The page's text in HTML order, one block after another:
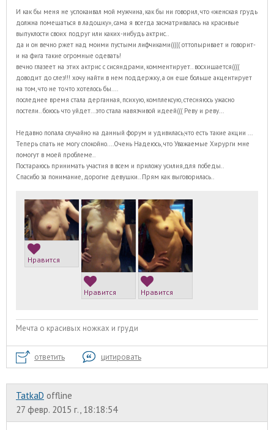
И как бы меня не успокаивал мой мужчина, как бы ни говорил, что «женская грудь
должна помещаться в ладошку», сама я всегда засматривалась на красивые
выпуклости своих подруг или каких-нибудь актрис..
да и он вечно ржет над моими пустыми лифчиками((((( оттопыривает и говорит-
и на фига такие огромные одевать!
вечно глазеет на этих актрис с сисяндрами, комментирует.. восхищается((((
доводит до слез!!! хочу найти в нем поддержку, а он еще больше акцентирует
на том, что не то.что хотелось бы....
последнее время стала дерганная, психую, комплексую, стесняюсь ужасно
постели.. боюсь что уйдет...это стала навязчивой идеей((( Реву и реву...
Недавно попала случайно на данный форум и удивилась,что есть такие акции ...
Теперь спать не могу спокойно....Очень Надеюсь, что Уважаемые Хирурги мне
помогут в моей проблеме..
Постараюсь принимать участия в всем и приложу усилия,для победы..
Спасибо за понимание, дорогие девушки.. Прям как выговорилась..
Нравится
Нравится Нравится
Мечта о красивых ножках и груди
ответить цитировать
TatkaD offline
27 февр. 2015 г., 18:18:54